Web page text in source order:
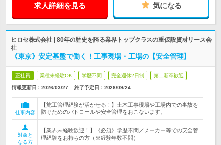
求人詳細を見る 気になる
ヒロセ株式会社 | 80年の歴史を誇る業界トップクラスの重仮設資材リース会
社
《東京》安定基盤で働く！工事現場・工場の【安全管理】
正社員 業種未経験OK 学歴不問 完全週休2日制 第二新卒歓迎
情報更新日：2026/03/27 終了予定日： 2026/09/24
仕事内容
【施工管理経験が活かせる！】土木工事現場や工場内での事故を
防ぐためのパトロールや安全管理をおこないます。
対象と
なる方
【業界未経験歓迎！】《必須》学歴不問／メーカー等での安全管
理経験をお持ちの方（※経験年数不問）